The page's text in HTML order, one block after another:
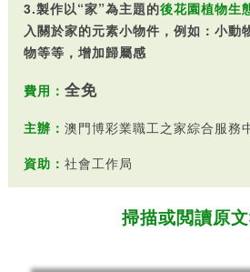
3.製作以“家”為主題的後花園植物生
入關於家的元素小物件，例如：小動
物等等，增加歸屬感
費用： 全免
主辦： 澳門博彩業職工之家綜合服務
資助： 社會工作局
掃描或閲讀原